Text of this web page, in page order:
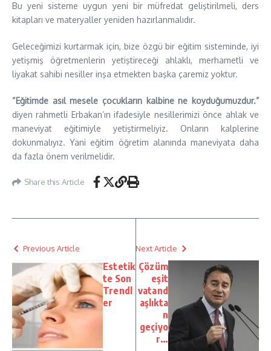
Bu yeni sisteme uygun yeni bir müfredat geliştirilmeli, ders
kitapları ve materyaller yeniden hazırlanmalıdır.
Geleceğimizi kurtarmak için, bize özgü bir eğitim sisteminde, iyi
yetişmiş öğretmenlerin yetiştireceği ahlaklı, merhametli ve
liyakat sahibi nesiller inşa etmekten başka çaremiz yoktur.
“Eğitimde asıl mesele çocukların kalbine ne koyduğumuzdur.”
diyen rahmetli Erbakan’ın ifadesiyle nesillerimizi önce ahlak ve
maneviyat eğitimiyle yetiştirmeliyiz. Onların kalplerine
dokunmalıyız. Yani eğitim öğretim alanında maneviyata daha
da fazla önem verilmelidir.
Share this Article
Previous Article
Estetik
te Son
Trendl
er
Next Article
Çözüm
eşit
vatand
aşlıkta
n
geçiyo
r…